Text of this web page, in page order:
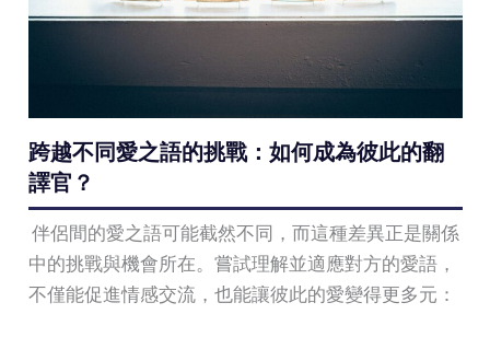
跨越不同愛之語的挑戰：如何成為彼此的翻
譯官？
伴侶間的愛之語可能截然不同，而這種差異正是關係
中的挑戰與機會所在。嘗試理解並適應對方的愛語，
不僅能促進情感交流，也能讓彼此的愛變得更多元：